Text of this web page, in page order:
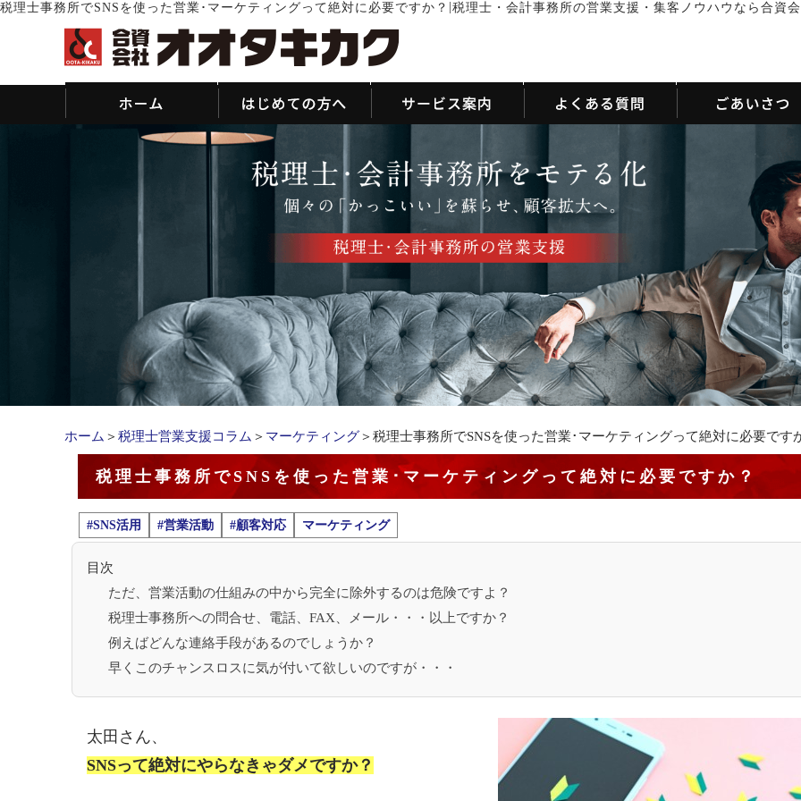
税理士事務所でSNSを使った営業･マーケティングって絶対に必要ですか？ 税理士・会計事務所の営業支援・集客ノウハウなら合資
ホーム ＞ 税理士営業支援コラム ＞ マーケティング＞税理士事務所でSNSを使った営業･マーケティングって絶対に必要です
税理士事務所でSNSを使った営業･マーケティングって絶対に必要ですか？
#SNS活用 #営業活動 #顧客対応 マーケティング
目次
ただ、営業活動の仕組みの中から完全に除外するのは危険ですよ？
税理士事務所への問合せ、電話、FAX、メール・・・以上ですか？
例えばどんな連絡手段があるのでしょうか？
早くこのチャンスロスに気が付いて欲しいのですが・・・
太田さん、
SNSって絶対にやらなきゃダメですか？